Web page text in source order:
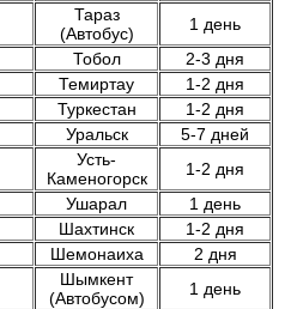
Тараз
(Автобус)
1 день
Тобол
2-3 дня
Темиртау
1-2 дня
Туркестан
1-2 дня
Уральск
5-7 дней
Усть-
Каменогорск
1-2 дня
Ушарал
1 день
Шахтинск
1-2 дня
Шемонаиха
2 дня
Шымкент
(Автобусом)
1 день